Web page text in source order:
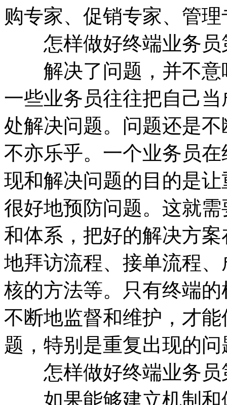
购专家、促销专家、管
怎样做好终端业务员
解决了问题，并不意
一些业务员往往把自己
处解决问题。问题还是
不亦乐乎。一个业务员
现和解决问题的目的是
很好地预防问题。这就
和体系，把好的解决方
地拜访流程、接单流程
核的方法等。只有终端
不断地监督和维护，才
题，特别是重复出现的问
怎样做好终端业务员
如果能够建立机制和